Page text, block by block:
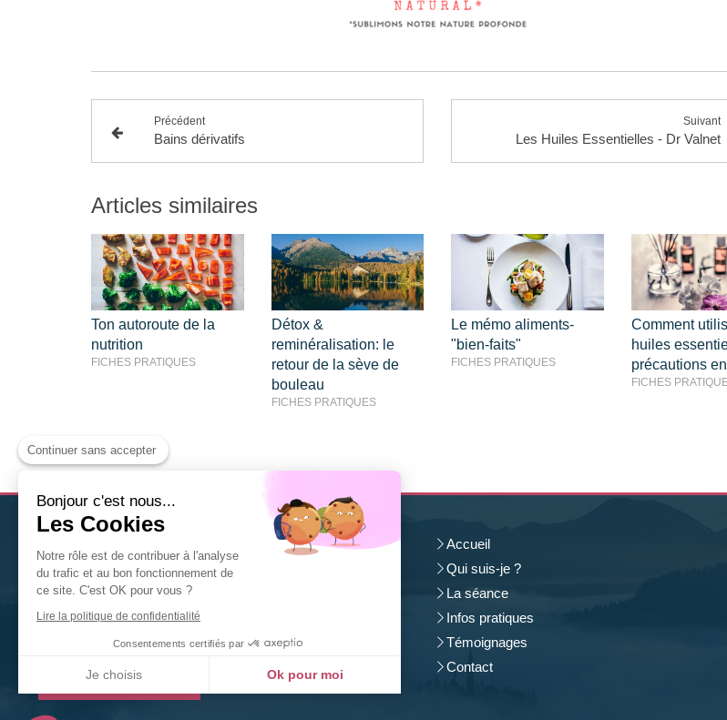
Précédent
Bains dérivatifs
Suivant
Les Huiles Essentielles - Dr Valnet
Articles similaires
Ton autoroute de la
nutrition
FICHES PRATIQUES
Détox &
reminéralisation: le
retour de la sève de
bouleau
FICHES PRATIQUES
Le mémo aliments-
"bien-faits"
FICHES PRATIQUES
Comment
huiles
précautions
FICHES
thérapeute Diplômée en Naturopathie
à Nancy . Nutrition, fleurs de Bach, gemmothérapie,
phytothérapie... n'hésitez pas à la contacter pour tout
renseignement ou toute prise de rendez-vous.
Prendre rendez-vous
Accueil
Qui suis-je ?
La séance
Infos pratiques
Témoignages
Contact
Continuer sans accepter
Bonjour c'est nous...
Les Cookies
Notre rôle est de contribuer à l'analyse
du trafic et au bon fonctionnement de
ce site. C'est OK pour vous ?
Lire la politique de confidentialité
Consentements certifiés par
Je choisis Ok pour moi
Axeptio consent
Plateforme de Gestion du Consentement : Personnalisez vos Options
Notre plateforme vous permet d'adapter et de gérer vos paramètres de confidentialité, en garantissant la conformité avec les réglementations. Personnalisez vos